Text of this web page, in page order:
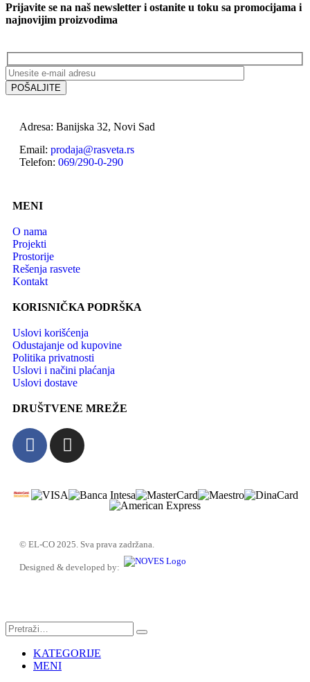
Prijavite se na naš newsletter i ostanite u toku sa promocijama i
najnovijim proizvodima
Adresa: Banijska 32, Novi Sad
Email: prodaja@rasveta.rs
Telefon: 069/290-0-290
MENI
O nama
Projekti
Prostorije
Rešenja rasvete
Kontakt
KORISNIČKA PODRŠKA
Uslovi korišćenja
Odustajanje od kupovine
Politika privatnosti
Uslovi i načini plaćanja
Uslovi dostave
DRUŠTVENE MREŽE
© EL-CO 2025. Sva prava zadržana.
Designed & developed by:
KATEGORIJE
MENI